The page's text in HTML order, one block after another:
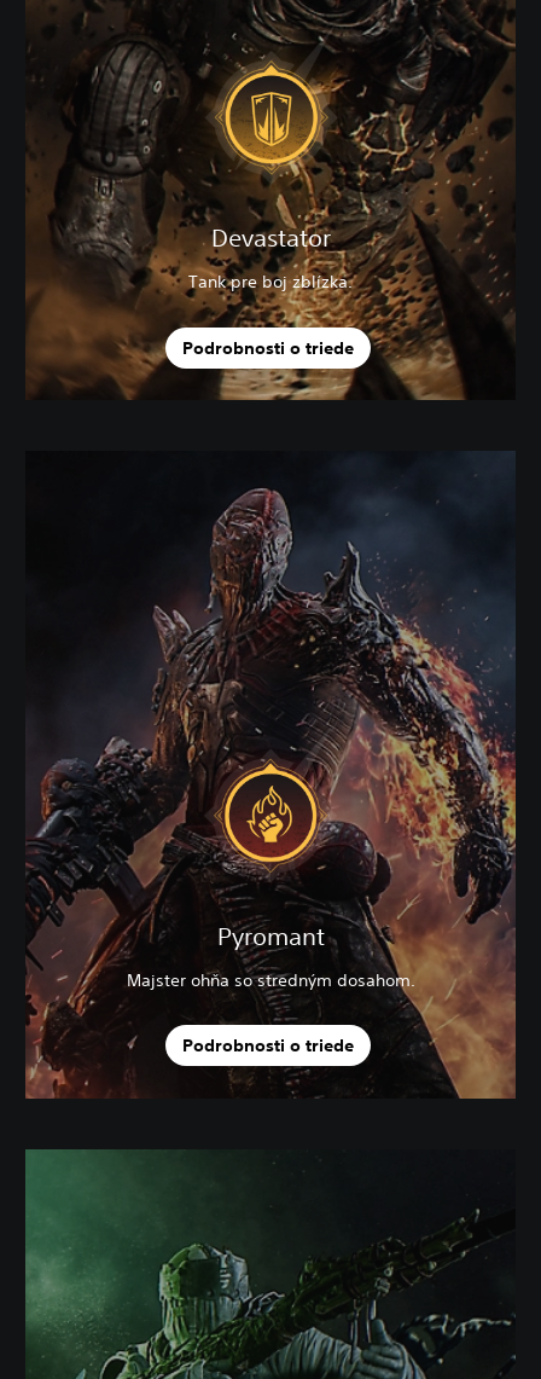
Devastator
Tank pre boj zblízka.
Podrobnosti o triede
Pyromant
Majster ohňa so stredným dosahom.
Podrobnosti o triede